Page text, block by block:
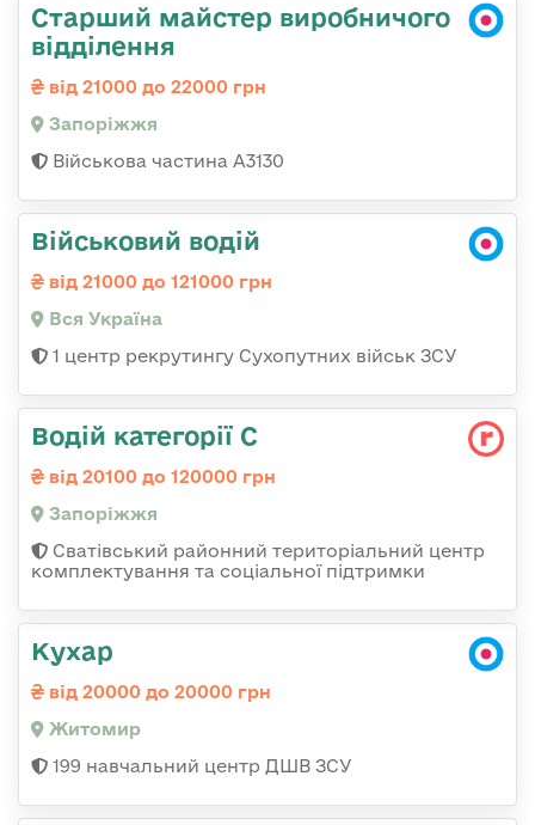
Старший майстер виробничого
відділення
від 21000 до 22000 грн
Запоріжжя
Військова частина А3130
Військовий водій
від 21000 до 121000 грн
Вся Україна
1 центр рекрутингу Сухопутних військ ЗСУ
Водій категорії С
від 20100 до 120000 грн
Запоріжжя
Сватівський районний територіальний центр
комплектування та соціальної підтримки
Кухар
від 20000 до 20000 грн
Житомир
199 навчальний центр ДШВ ЗСУ